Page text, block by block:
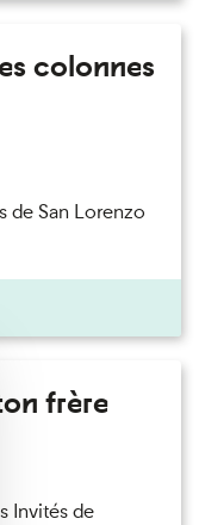
colonnes
de San Lorenzo
frère
Invités de
le